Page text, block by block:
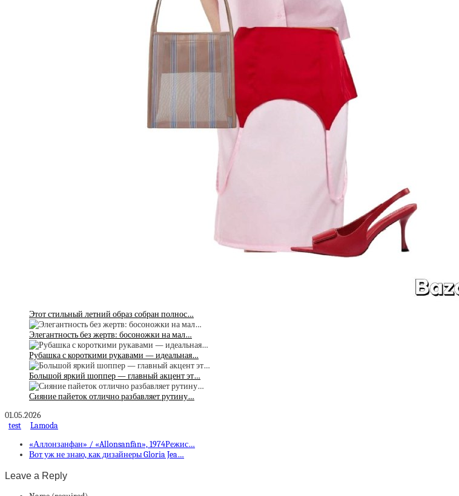
Этот стильный летний образ собран полнос…
Элегантность без жертв: босоножки на мал…
Рубашка с короткими рукавами — идеальная…
Большой яркий шоппер — главный акцент эт…
Сияние пайеток отлично разбавляет рутину…
01.05.2026
test
Lamoda
«Аллонзанфан» / «Allonsanfàn», 1974Режис…
Вот уж не знаю, как дизайнеры Gloria Jea…
Leave a Reply